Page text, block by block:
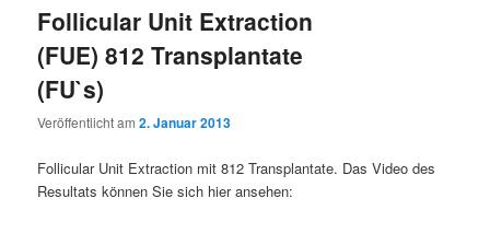
Follicular Unit Extraction
(FUE) 812 Transplantate
(FU`s)
Veröffentlicht am2. Januar 2013
Follicular Unit Extraction mit 812 Transplantate. Das Video des
Resultats können Sie sich hier ansehen: